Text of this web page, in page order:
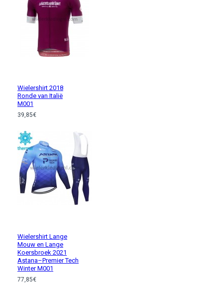
Wielershirt 2018
Ronde van Italië
M001
39,85€
Wielershirt Lange
Mouw en Lange
Koersbroek 2021
Astana–Premier Tech
Winter M001
77,85€